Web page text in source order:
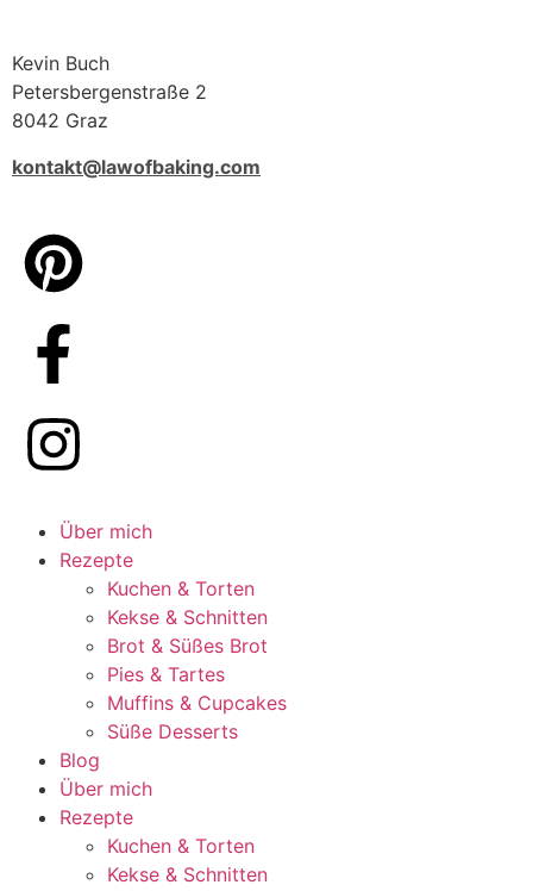
Kevin Buch
Petersbergenstraße 2
8042 Graz
kontakt@lawofbaking.com
Über mich
Rezepte
Kuchen & Torten
Kekse & Schnitten
Brot & Süßes Brot
Pies & Tartes
Muffins & Cupcakes
Süße Desserts
Blog
Über mich
Rezepte
Kuchen & Torten
Kekse & Schnitten